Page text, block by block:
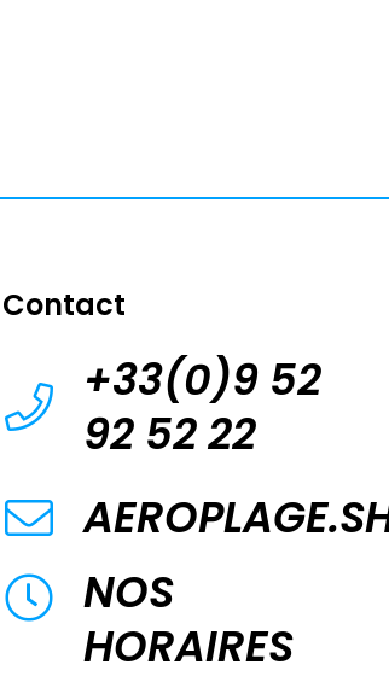
Contact
+33(0)9 52
92 52 22
NOS
HORAIRES